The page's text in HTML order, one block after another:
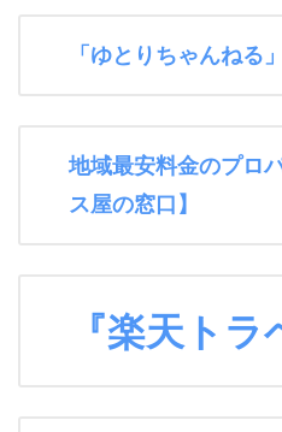
「ゆとりちゃんねる
地域最安料金のプロ
ス屋の窓口】
『楽天トラ